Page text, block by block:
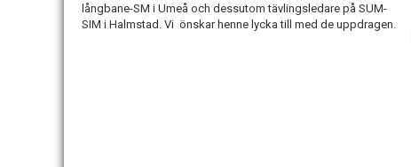
långbane-SM i Umeå och dessutom tävlingsledare på SUM-
SIM i Halmstad. Vi önskar henne lycka till med de uppdragen.